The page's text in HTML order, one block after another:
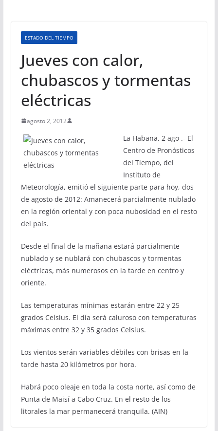
ESTADO DEL TIEMPO
Jueves con calor,
chubascos y tormentas
eléctricas
agosto 2, 2012
La Habana, 2 ago .- El
Centro de Pronósticos
del Tiempo, del
Instituto de
Meteorología, emitió el siguiente parte para hoy, dos
de agosto de 2012: Amanecerá parcialmente nublado
en la región oriental y con poca nubosidad en el resto
del país.
Desde el final de la mañana estará parcialmente
nublado y se nublará con chubascos y tormentas
eléctricas, más numerosos en la tarde en centro y
oriente.
Las temperaturas mínimas estarán entre 22 y 25
grados Celsius. El día será caluroso con temperaturas
máximas entre 32 y 35 grados Celsius.
Los vientos serán variables débiles con brisas en la
tarde hasta 20 kilómetros por hora.
Habrá poco oleaje en toda la costa norte, así como de
Punta de Maisí a Cabo Cruz. En el resto de los
litorales la mar permanecerá tranquila. (AIN)